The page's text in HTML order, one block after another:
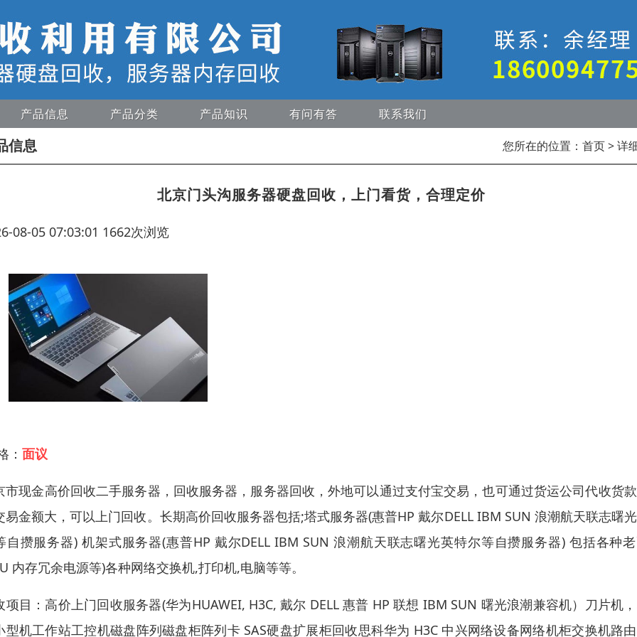
产品信息 产品分类 产品知识 有问有答 联系我们
信息 您所在的位置： 首页> 详
北京门头沟服务器硬盘回收，上门看货，合理定价
08-05 07:03:01 1662次浏览
： 面议
市现金高价回收二手服务器，回收服务器，服务器回收，外地可以通过支付宝交易，也可通过货运公司代收货
易金额大，可以上门回收。长期高价回收服务器包括;塔式服务器(惠普HP 戴尔DELL IBM SUN 浪潮航天联志曙
自攒服务器) 机架式服务器(惠普HP 戴尔DELL IBM SUN 浪潮航天联志曙光英特尔等自攒服务器) 包括各种
内存冗余电源等)各种网络交换机,打印机,电脑等等。
项目：高价上门回收服务器(华为HUAWEI, H3C, 戴尔 DELL 惠普 HP 联想 IBM SUN 曙光浪潮兼容机）刀片机
型机工作站工控机磁盘阵列磁盘柜阵列卡 SAS硬盘扩展柜回收思科华为 H3C 中兴网络设备网络机柜交换机路